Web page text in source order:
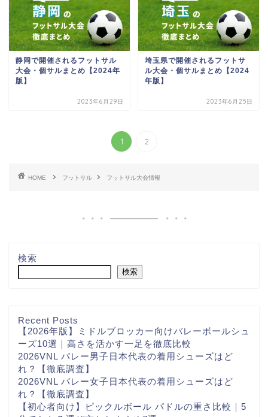
静岡で開催されるフットサル
大会・個サルまとめ【2024年
版】
2023年6月29日
埼玉県で開催されるフットサ
ル大会・個サルまとめ【2024
年版】
2023年6月25日
1 2
HOME フットサル フットサル大会情報
検索
検索
Recent Posts
【2026年版】ミドルブロッカー向けバレーボールシュ
ーズ10選｜高さを活かす一足を徹底比較
2026VNL バレー男子日本代表の着用シューズはど
れ？【徹底調査】
2026VNL バレー女子日本代表の着用シューズはど
れ？【徹底調査】
【初心者向け】ピックルボール パドルの重さ比較｜5